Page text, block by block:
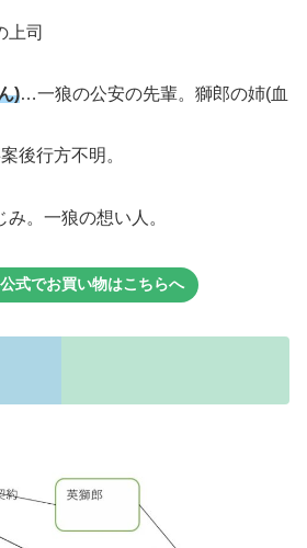
上司
)…一狼の公安の先輩。獅郎の姉(血
後行方不明。
。一狼の想い人。
式でお買い物はこちらへ